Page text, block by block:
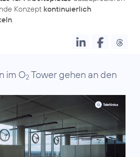
Konzept kontinuierlich
.
im O2 Tower gehen an den